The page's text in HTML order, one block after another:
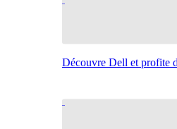
Découvre Dell et profite